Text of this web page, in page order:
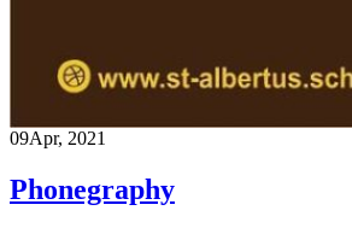
09Apr, 2021
Phonegraphy